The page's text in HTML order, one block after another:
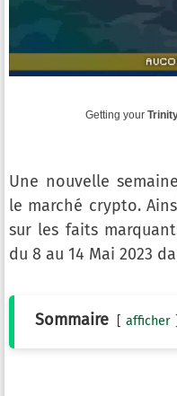
Getting your
Une nouvelle
le marché crypto.
sur les faits
du 8 au 14 Mai 2023
Sommaire afficher